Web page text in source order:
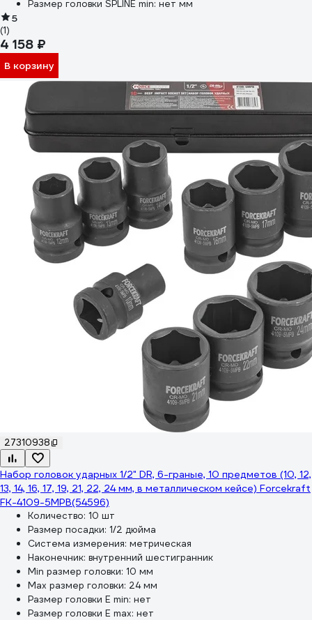
Размер головки SPLINE min: нет мм
5
(1)
4 158 ₽
В корзину
27310938
Набор головок ударных 1/2" DR, 6-граные, 10 предметов (10, 12,
13, 14, 16, 17, 19, 21, 22, 24 мм, в металлическом кейсе) Forcekraft
FK-4109-5MPB(54596)
Количество: 10 шт
Размер посадки: 1/2 дюйма
Система измерения: метрическая
Наконечник: внутренний шестигранник
Min размер головки: 10 мм
Max размер головки: 24 мм
Размер головки E min: нет
Размер головки E max: нет